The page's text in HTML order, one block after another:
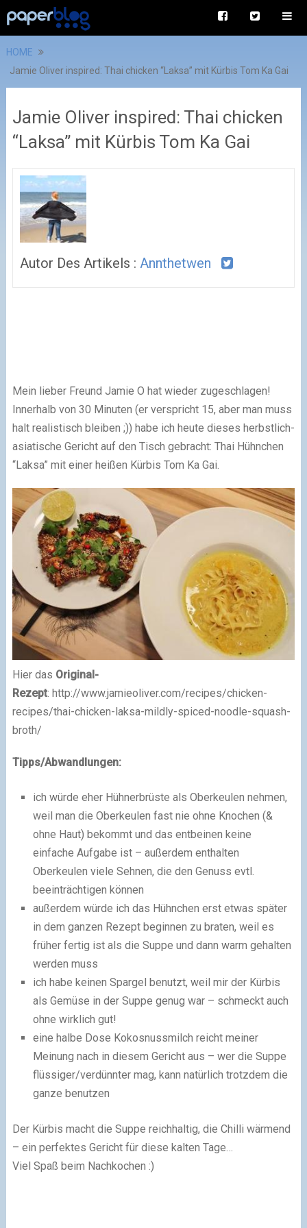
HOME
Jamie Oliver inspired: Thai chicken “Laksa” mit Kürbis Tom Ka Gai
Jamie Oliver inspired: Thai chicken
“Laksa” mit Kürbis Tom Ka Gai
Autor Des Artikels : Annthetwen
Mein lieber Freund Jamie O hat wieder zugeschlagen!
Innerhalb von 30 Minuten (er verspricht 15, aber man muss
halt realistisch bleiben ;)) habe ich heute dieses herbstlich-
asiatische Gericht auf den Tisch gebracht: Thai Hühnchen
“Laksa” mit einer heißen Kürbis Tom Ka Gai.
Hier das Original-
Rezept: http://www.jamieoliver.com/recipes/chicken-
recipes/thai-chicken-laksa-mildly-spiced-noodle-squash-
broth/
Tipps/Abwandlungen:
ich würde eher Hühnerbrüste als Oberkeulen nehmen,
weil man die Oberkeulen fast nie ohne Knochen (&
ohne Haut) bekommt und das entbeinen keine
einfache Aufgabe ist – außerdem enthalten
Oberkeulen viele Sehnen, die den Genuss evtl.
beeinträchtigen können
außerdem würde ich das Hühnchen erst etwas später
in dem ganzen Rezept beginnen zu braten, weil es
früher fertig ist als die Suppe und dann warm gehalten
werden muss
ich habe keinen Spargel benutzt, weil mir der Kürbis
als Gemüse in der Suppe genug war – schmeckt auch
ohne wirklich gut!
eine halbe Dose Kokosnussmilch reicht meiner
Meinung nach in diesem Gericht aus – wer die Suppe
flüssiger/verdünnter mag, kann natürlich trotzdem die
ganze benutzen
Der Kürbis macht die Suppe reichhaltig, die Chilli wärmend
– ein perfektes Gericht für diese kalten Tage…
Viel Spaß beim Nachkochen :)